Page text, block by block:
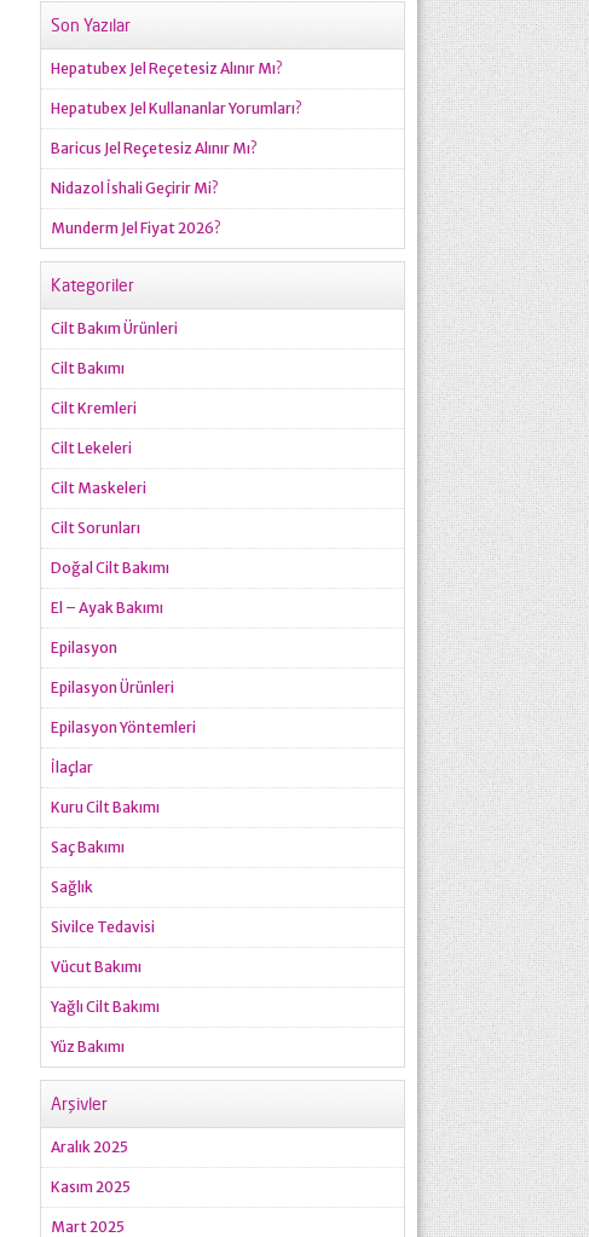
Son Yazılar
Hepatubex Jel Reçetesiz Alınır Mı?
Hepatubex Jel Kullananlar Yorumları?
Baricus Jel Reçetesiz Alınır Mı?
Nidazol İshali Geçirir Mi?
Munderm Jel Fiyat 2026?
Kategoriler
Cilt Bakım Ürünleri
Cilt Bakımı
Cilt Kremleri
Cilt Lekeleri
Cilt Maskeleri
Cilt Sorunları
Doğal Cilt Bakımı
El – Ayak Bakımı
Epilasyon
Epilasyon Ürünleri
Epilasyon Yöntemleri
İlaçlar
Kuru Cilt Bakımı
Saç Bakımı
Sağlık
Sivilce Tedavisi
Vücut Bakımı
Yağlı Cilt Bakımı
Yüz Bakımı
Arşivler
Aralık 2025
Kasım 2025
Mart 2025